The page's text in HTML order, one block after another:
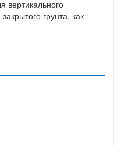
вертикального
грунта, как